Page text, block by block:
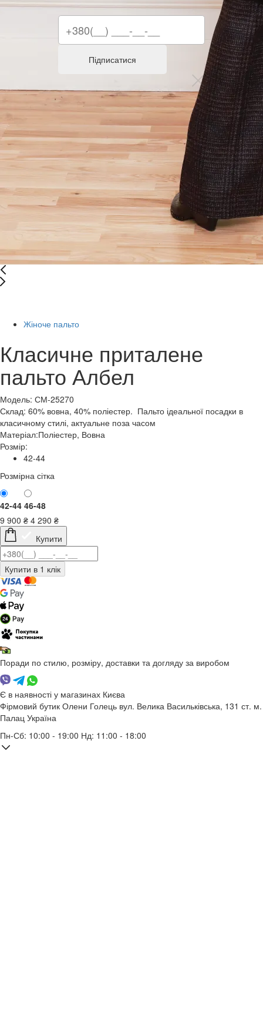
Жіноче пальто
Класичне приталене
пальто Албел
Модель: СМ-25270
Склад: 60% вовна, 40% поліестер. Пальто ідеальної посадки в
класичному стилі, актуальне поза часом
Матеріал:Поліестер, Вовна
Розмір:
42-44
Розмірна сітка
42-44 46-48
9 900 ₴ 4 290 ₴
Купити
Поради по стилю, розміру, доставки та догляду за виробом
Є в наявності у магазинах Києва
Фірмовий бутик Олени Голець вул. Велика Васильківська, 131 ст. м.
Палац Україна
Пн-Сб: 10:00 - 19:00 Нд: 11:00 - 18:00
Підписатися